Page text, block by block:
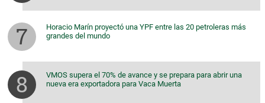
Horacio Marín proyectó una YPF entre las 20 petroleras más
grandes del mundo
VMOS supera el 70% de avance y se prepara para abrir una
nueva era exportadora para Vaca Muerta